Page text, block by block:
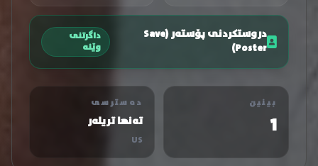
دروستکردنی پۆستەر (Save
Poster)
داگرتنی
وێنە
بینین
1
دەسترسی
تەنها تریلەر
US